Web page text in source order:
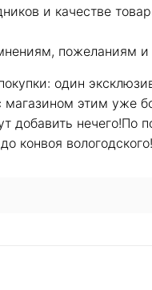
и качестве
пожеланиям
один
магазином этим уже
добавить нечего!По
конвоя вологодского!